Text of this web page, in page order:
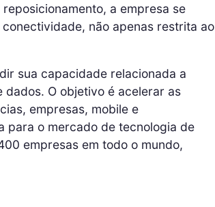
a empresa se
não apenas restrita ao
sua capacidade relacionada a
dados. O objetivo é acelerar as
empresas, mobile e
para o mercado de tecnologia de
empresas em todo o mundo,